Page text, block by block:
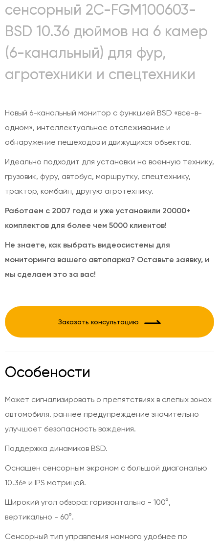
сенсорный 2C-FGM100603-
BSD 10.36 дюймов на 6 камер
(6-канальный) для фур,
агротехники и спецтехники
Новый 6-канальный монитор с функцией BSD «все-в-
одном», интеллектуальное отслеживание и
обнаружение пешеходов и движущихся объектов.
Идеально подходит для установки на военную технику,
грузовик, фуру, автобус, маршрутку, спецтехнику,
трактор, комбайн, другую агротехнику.
Работаем с 2007 года и уже установили 20000+
комплектов для более чем 5000 клиентов!
Не знаете, как выбрать видеосистемы для
мониторинга вашего автопарка? Оставьте заявку, и
мы сделаем это за вас!
Заказать консультацию
Особености
Может сигнализировать о препятствиях в слепых зонах
автомобиля. раннее предупреждение значительно
улучшает безопасность вождения.
Поддержка динамиков BSD.
Оснащен сенсорным экраном с большой диагональю
10.36» и IPS матрицей.
Широкий угол обзора: горизонтально - 100°,
вертикально - 60°.
Сенсорный тип управления намного удобнее по